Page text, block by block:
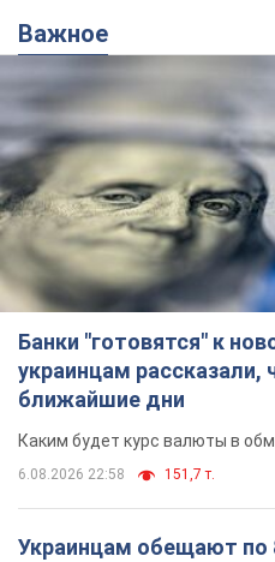
Важное
Банки "готовятся" к
украинцам рассказали,
ближайшие дни
Каким будет курс валюты в
6.08.2026 22:58 151,7 т.
Украинцам обещают по